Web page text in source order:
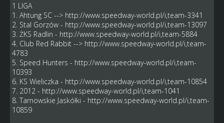
1 LIGA
1. Ahtung SC --> http://www.speedway-world.pl/i,team-3341
2. Stal Gorzów - http://www.speedway-world.pl/i,team-13097
3. ŻKS Radlin - http://www.speedway-world.pl/i,team-5884
4. Club Red Rabbit --> http://www.speedway-world.pl/i,team-
4783
5. Speed Hunters - http://www.speedway-world.pl/i,team-
10393
6. KS Wieliczka - http://www.speedway-world.pl/i,team-10854
7. 2012 - http://www.speedway-world.pl/i,team-1041
8. Tarnowskie Jaskółki - http://www.speedway-world.pl/i,team-
10859